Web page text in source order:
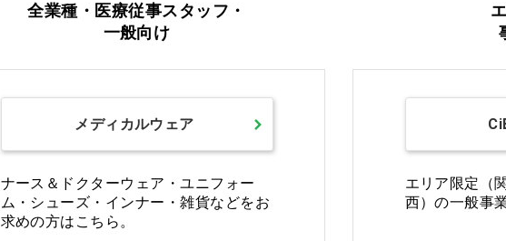
Ciモール ウェブ通販のご利用ガイド・
全業種・医療従事スタッフ・
一般向け
メディカルウェア
ナース＆ドクターウェア・ユニフォー
ム・シューズ・インナー・雑貨などをお
求めの方はこちら。
エリア限定（
西）の一般事